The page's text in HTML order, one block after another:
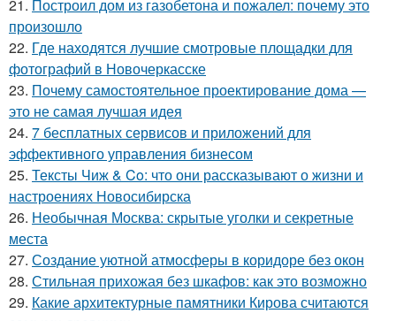
21. Построил дом из газобетона и пожалел: почему это
произошло
22. Где находятся лучшие смотровые площадки для
фотографий в Новочеркасске
23. Почему самостоятельное проектирование дома —
это не самая лучшая идея
24. 7 бесплатных сервисов и приложений для
эффективного управления бизнесом
25. Тексты Чиж & Co: что они рассказывают о жизни и
настроениях Новосибирска
26. Необычная Москва: скрытые уголки и секретные
места
27. Создание уютной атмосферы в коридоре без окон
28. Стильная прихожая без шкафов: как это возможно
29. Какие архитектурные памятники Кирова считаются